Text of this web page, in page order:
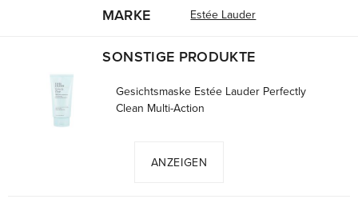
MARKE Estée Lauder
SONSTIGE PRODUKTE
Gesichtsmaske Estée Lauder Perfectly
Clean Multi-Action
ANZEIGEN